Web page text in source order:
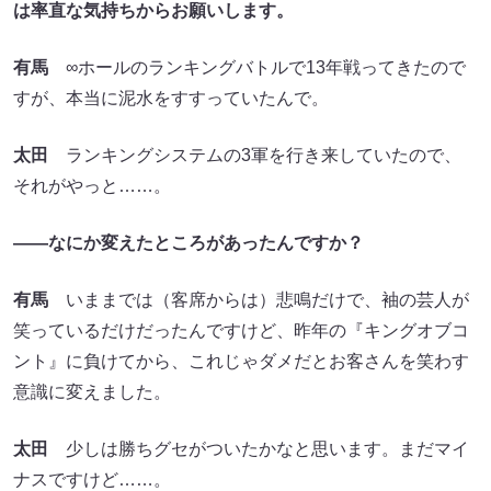
は率直な気持ちからお願いします。
有馬 ∞ホールのランキングバトルで13年戦ってきたので
すが、本当に泥水をすすっていたんで。
太田
ランキングシステムの3軍を行き来していたので、
それがやっと……。
――なにか変えたところがあったんですか？
有馬 いままでは（客席からは）悲鳴だけで、袖の芸人が
笑っているだけだったんですけど、昨年の『キングオブコ
ント』に負けてから、これじゃダメだとお客さんを笑わす
意識に変えました。
太田
少しは勝ちグセがついたかなと思います。まだマイ
ナスですけど……。